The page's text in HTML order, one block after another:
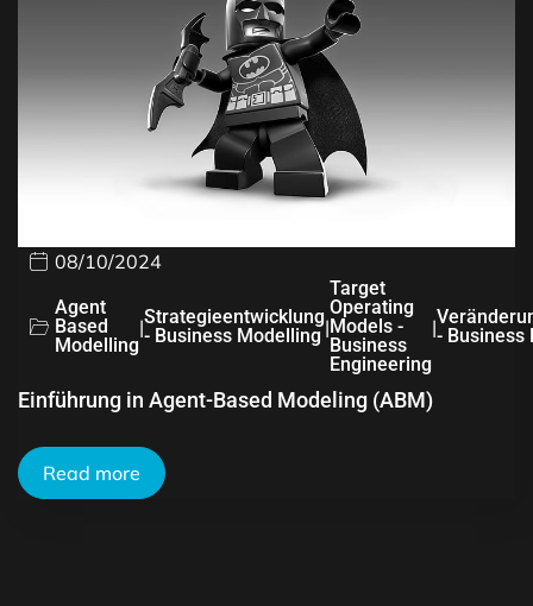
08/10/2024
Agent
Based
Modelling
|Strategieentwicklung
- Business Modelling |
Target
Operating
Models -
Business
Engineering
|- Business
Einführung in Agent-Based Modeling (ABM)
Read more